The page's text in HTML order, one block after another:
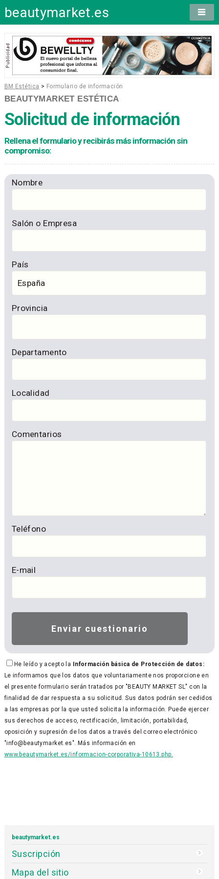
beautymarket.es
BM Estética > Formulario de información
BEAUTYMARKET ESTÉTICA
Solicitud de información
Rellena el formulario y recibirás más información sin
compromiso:
Nombre
Salón o Empresa
País
Provincia
Departamento
Localidad
Comentarios
Teléfono
E-mail
He leído y acepto la Información básica de Protección de datos:
Le informamos que los datos que voluntariamente nos proporcione en
el presente formulario serán tratados por "BEAUTY MARKET SL" con la
finalidad de dar respuesta a su solicitud. Sus datos podrán ser cedidos
a las empresas por la que usted solicita la información. Puede ejercer
sus derechos de acceso, rectificación, limitación, portabilidad,
oposición y supresión de los datos a través del correo electrónico
"info@beautymarket.es". Más información en
www.beautymarket.es/informacion-corporativa-10613.php.
beautymarket.es
Suscripción
Mapa del sitio